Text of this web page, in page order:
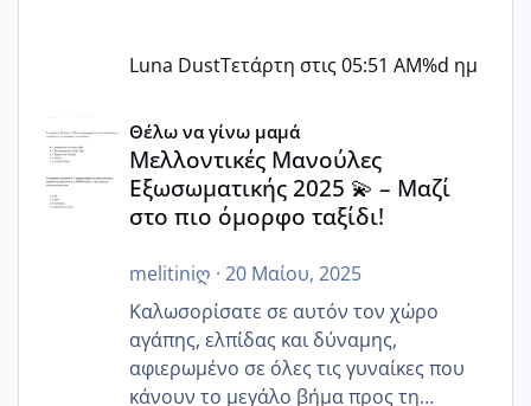
Luna DustΤετάρτη στις 05:51 AM%d ημ
Μελλοντικές Μανούλες Εξωσωματικής 2025 💫 – Μαζί
Θέλω να γίνω μαμά
Μελλοντικές Μανούλες
Εξωσωματικής 2025 💫 – Μαζί
στο πιο όμορφο ταξίδι!
melitiniღ · 20 Μαίου, 2025
Καλωσορίσατε σε αυτόν τον χώρο
αγάπης, ελπίδας και δύναμης,
αφιερωμένο σε όλες τις γυναίκες που
κάνουν το μεγάλο βήμα προς τη